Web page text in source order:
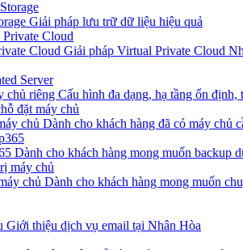
Giải pháp lưu trữ dữ liệu hiệu quả
Cloud Giải pháp Virtual Private Cloud
chủ riêng Cấu hình đa dạng, hạ tầng ổn
chủ Dành cho khách hàng đã có máy chủ
Dành cho khách hàng mong muốn backup
chủ Dành cho khách hàng mong muốn
Giới thiệu dịch vụ email tại Nhân Hòa